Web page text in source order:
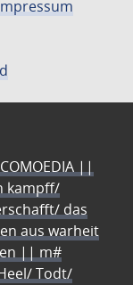
||
kampff/
das
aus warheit
|| m#
Todt/